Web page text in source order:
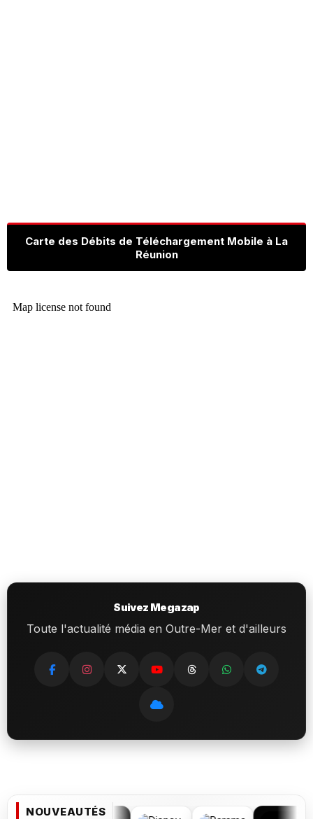
Carte des Débits de Téléchargement Mobile à La
Réunion
Suivez Megazap
Toute l'actualité média en Outre-Mer et d'ailleurs
NOUVEAUTÉS